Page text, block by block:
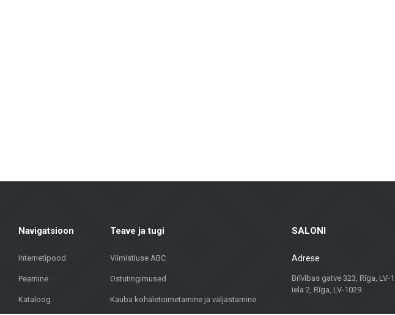
aadressil Brīvības gatve 323, Riia, et leida kvaliteetseid lahendusi oma projektile!
Navigatsioon
Internetipood
Peamine
Kataloog
Teave ja tugi
Viimistluse ABC
Ostutingimused
Kauba kohaletoimetamine ja väljastamine
SALONI
Adrese
Brīvības gatve 323, Rīga, LV-
iela 2, Rīga, LV-1029